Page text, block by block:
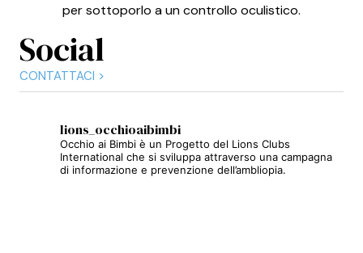
per sottoporlo a un controllo oculistico.
Social
CONTATTACI >
lions_occhioaibimbi
Occhio ai Bimbi è un Progetto del Lions Clubs
International che si sviluppa attraverso una campagna
di informazione e prevenzione dell’ambliopia.